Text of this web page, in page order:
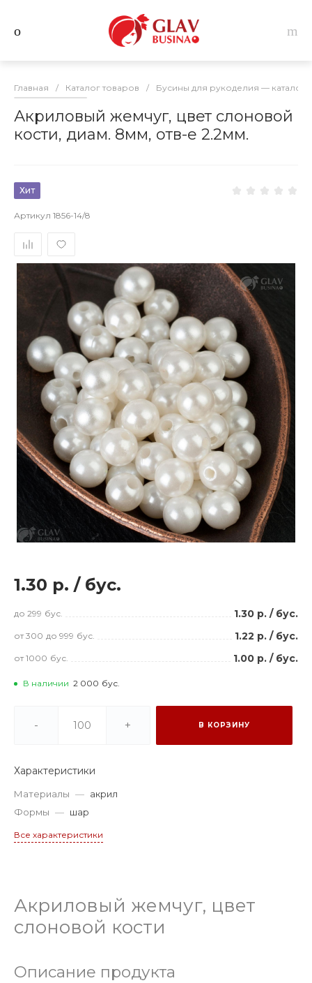
Главная / Каталог товаров / Бусины для рукоделия — каталог
Акриловый жемчуг, цвет слоновой
кости, диам. 8мм, отв-е 2.2мм.
Хит
Артикул 1856-14/8
1.30 р. / бус.
до 299 бус. 1.30 р. / бус.
от 300 до 999 бус. 1.22 р. / бус.
от 1000 бус. 1.00 р. / бус.
В наличии 2 000 бус.
- + В КОРЗИНУ
Характеристики
Материалы — акрил
Формы — шар
Все характеристики
Акриловый жемчуг, цвет
слоновой кости
Описание продукта